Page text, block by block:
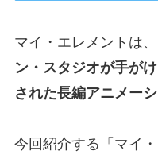
マイ・エレメントは、
ン・スタジオが手が
された長編アニメー
今回紹介する「マイ・